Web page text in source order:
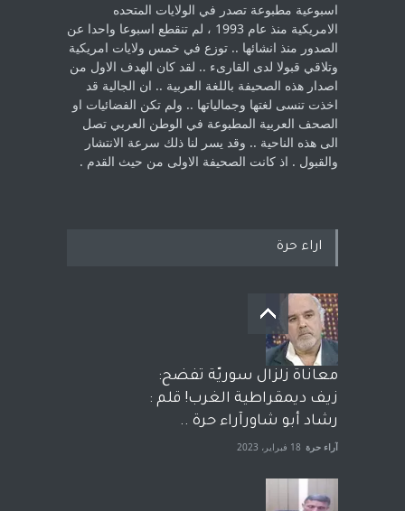
اسبوعية مطبوعة تصدر في الولايات المتحده
الامريكية منذ عام 1993 ، لم ‏تنقطع اسبوعا واحدا عن
الصدور منذ انشائها .. توزع في خمس ولايات امريكية
‏وتلاقي قبولا لدى القارىء ..‏ لقد كان الهدف الاول من
اصدار هذه الصحيفة باللغة العربية .. ان الجالية قد
اخذت ‏تنسى لغتها وجمالياتها .. ولم تكن الفضائيات او
الصحف العربية المطبوعة في الوطن ‏العربي تصل
الى هذه الناحية .. وقد يسر لنا ذلك سرعة الانتشار
والقبول . اذ كانت ‏الصحيفة الاولى من حيث القدم . ‏
اراء حرة
معاناة زلزال سوريّة تفضح:
زيف ديمقراطية الغرب! قلم :
رشاد أبو شاورآراء حرة ..
آراء حرة 18 فبراير، 2023